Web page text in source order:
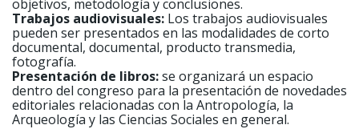
objetivos, metodología y conclusiones.
Trabajos audiovisuales: Los trabajos audiovisuales
pueden ser presentados en las modalidades de corto
documental, documental, producto transmedia,
fotografía.
Presentación de libros:se organizará un espacio
dentro del congreso para la presentación de novedades
editoriales relacionadas con la Antropología, la
Arqueología y las Ciencias Sociales en general.